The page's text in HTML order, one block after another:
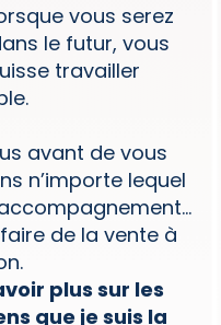
vous serez
le futur, vous
travailler
avant de vous
n’importe lequel
de la vente à
plus sur les
que je suis la